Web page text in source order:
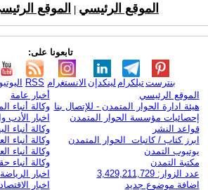
الموقع الرئيسي الموقع
تابعونا على:
RSS الانستغرام لينكدإن تيلكرامبنترست
الموقع الرئيسي
هيئة ادارة الحوار المتمدن - للإتصال بنا
إحصائيات مؤسسة الحوار المتمدن
قواعد النشر
ابرز كتاب / كاتبات الحوار المتمدن
يوتيوب التمدن
مكتبة التمدن
عدد الزوار: 3,429,211,729
اضافة موضوع جديد
أخبار عامة
وكالة أنباء
اخبار الأدب
وكالة أنباء
وكالة أنباء
وكالة أنباء
وكالة أنباء
اخبار الرياضة
اخبار الاقتصاد